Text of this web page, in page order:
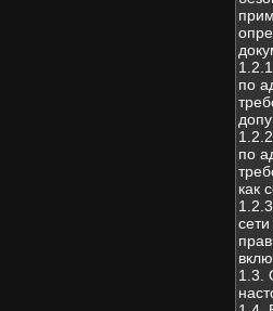
по
по
как
1.3.